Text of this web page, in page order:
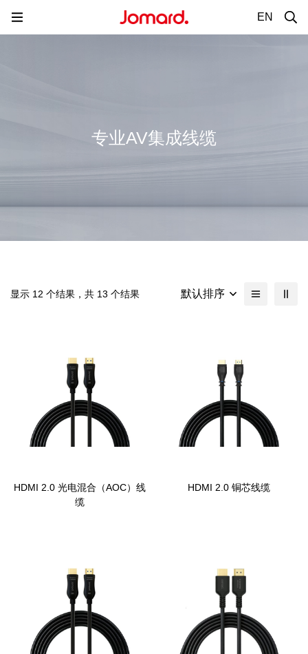
EN
专业AV集成线缆
显示 12 个结果，共 13 个结果 默认排序
HDMI 2.0 光电混合（AOC）线
缆
HDMI 2.0 铜芯线缆